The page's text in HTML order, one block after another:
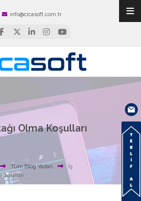
info@cicasoft.com.tr
Olma Koşulları
Tüm Blog Yaıları
İş